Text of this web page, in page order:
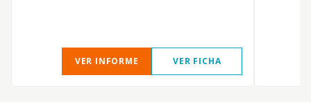
VER INFORME VER FICHA